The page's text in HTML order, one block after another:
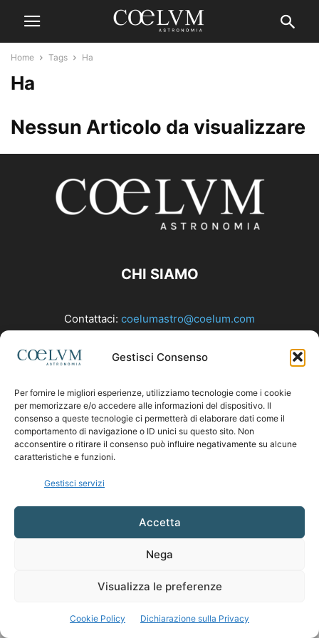
Gestisci Consenso
Per fornire le migliori esperienze, utilizziamo tecnologie come i cookie
per memorizzare e/o accedere alle informazioni del dispositivo. Il
consenso a queste tecnologie ci permetterà di elaborare dati come il
comportamento di navigazione o ID unici su questo sito. Non
acconsentire o ritirare il consenso può influire negativamente su alcune
caratteristiche e funzioni.
Gestisci servizi
Accetta
Nega
Visualizza le preferenze
Cookie Policy Dichiarazione sulla Privacy
Home Tags Ha
Ha
Nessun Articolo da visualizzare
CHI SIAMO
Contattaci: coelumastro@coelum.com
SEGUICI